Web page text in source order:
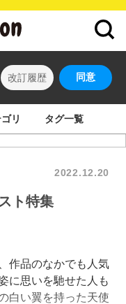
改訂履歴 同意
リ タグ一覧
2022.12.20
ト特集
作品のなかでも人気
に思いを馳せた人も
白い翼を持った天使